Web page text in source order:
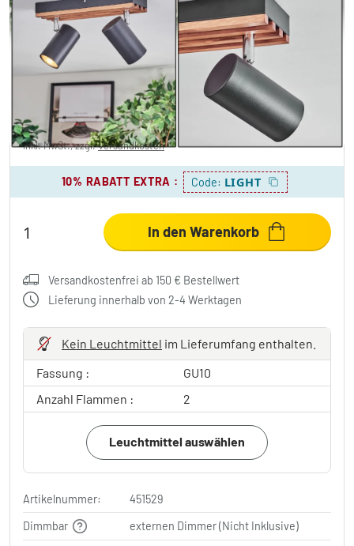
Orlan Deckenleuchte Chrom, Naturfarben,
Schwarz, 2-flammig
-22% € 38,99
Sie sparen€ 11,00 UVP:€ 49,99
inkl. MwSt., zzgl.Versandkosten
10% RABATT EXTRA : Code: LIGHT
In den Warenkorb
Versandkostenfrei ab 150 € Bestellwert
Lieferung innerhalb von 2-4 Werktagen
Kein Leuchtmittel im Lieferumfang enthalten.
Fassung :
GU10
Anzahl Flammen :
2
Leuchtmittel auswählen
Artikelnummer:
451529
Dimmbar
externen Dimmer (Nicht Inklusive)